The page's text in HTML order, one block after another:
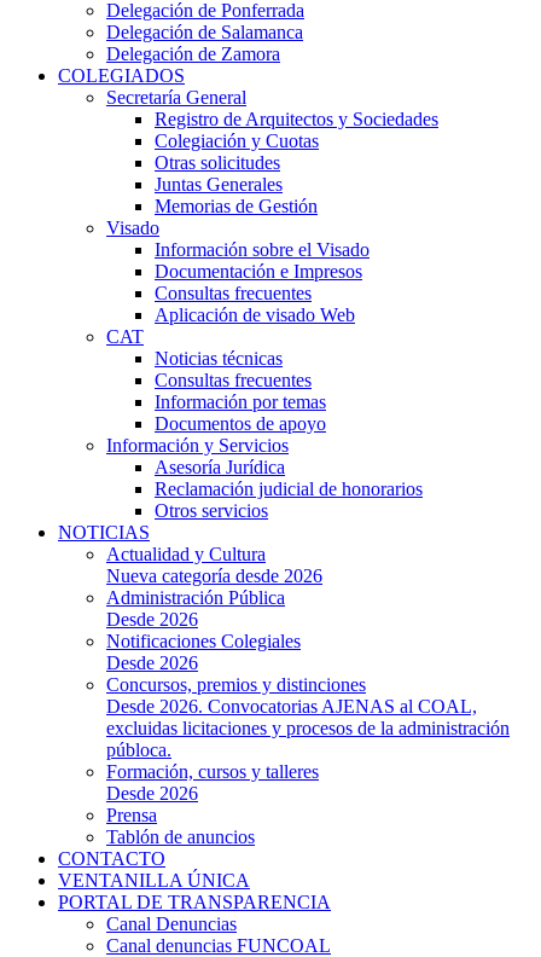
Delegación de Ponferrada
Delegación de Salamanca
Delegación de Zamora
COLEGIADOS
Secretaría General
Registro de Arquitectos y Sociedades
Colegiación y Cuotas
Otras solicitudes
Juntas Generales
Memorias de Gestión
Visado
Información sobre el Visado
Documentación e Impresos
Consultas frecuentes
Aplicación de visado Web
CAT
Noticias técnicas
Consultas frecuentes
Información por temas
Documentos de apoyo
Información y Servicios
Asesoría Jurídica
Reclamación judicial de honorarios
Otros servicios
NOTICIAS
Actualidad y Cultura
Nueva categoría desde 2026
Administración Pública
Desde 2026
Notificaciones Colegiales
Desde 2026
Concursos, premios y distinciones
Desde 2026. Convocatorias AJENAS al COAL,
excluidas licitaciones y procesos de la administración
públoca.
Formación, cursos y talleres
Desde 2026
Prensa
Tablón de anuncios
CONTACTO
VENTANILLA ÚNICA
PORTAL DE TRANSPARENCIA
Canal Denuncias
Canal denuncias FUNCOAL